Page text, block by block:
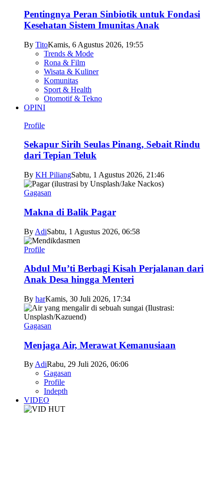
Pentingnya Peran Sinbiotik untuk Fondasi
Kesehatan Sistem Imunitas Anak
By TitoKamis, 6 Agustus 2026, 19:55
Trends & Mode
Rona & Film
Wisata & Kuliner
Komunitas
Sport & Health
Otomotif & Tekno
OPINI
Profile
Sekapur Sirih Seulas Pinang, Sebait Rindu
dari Tepian Teluk
By KH PiliangSabtu, 1 Agustus 2026, 21:46
Gagasan
Makna di Balik Pagar
By AdiSabtu, 1 Agustus 2026, 06:58
Profile
Abdul Mu’ti Berbagi Kisah Perjalanan dari
Anak Desa hingga Menteri
By harKamis, 30 Juli 2026, 17:34
Gagasan
Menjaga Air, Merawat Kemanusiaan
ByAdiRabu, 29 Juli 2026, 06:06
Gagasan
Profile
Indepth
VIDEO